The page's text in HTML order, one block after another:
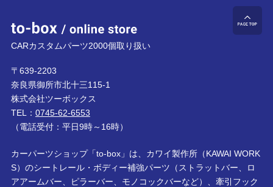
to-box online store
CARカスタムパーツ2000個取り扱い
〒639-2203
奈良県御所市北十三115-1
株式会社ツーボックス
TEL： 0745-62-6553
（電話受付：平日9時～16時）
カーパーツショップ「to-box」は、カワイ製作所（KAWAI WORK
S）のシートレール・ボディー補強パーツ（ストラットバー、ロ
アアームバー、ピラーバー、モノコックバーなど）、牽引フック